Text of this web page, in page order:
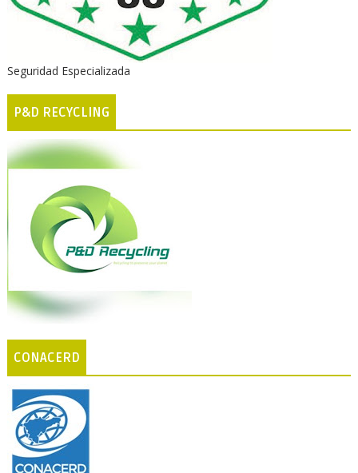
Seguridad Especializada
P&D RECYCLING
CONACERD